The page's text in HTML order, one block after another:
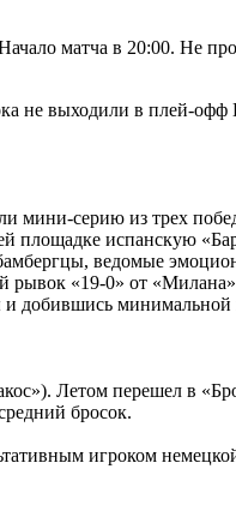
матча в 20:00. Не
не выходили в плей-офф
мини-серию из трех
площадке испанскую
ведомые
рывок «19-0» от
и добившись
Летом перешел в
бросок.
игроком